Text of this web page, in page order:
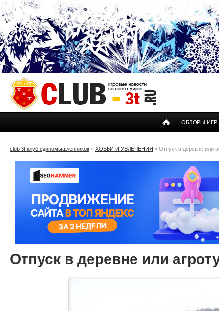
ОБЗОРЫ ИГР
club 3t клуб единомышленников » ХОББИ И УВЛЕЧЕНИЯ » Отпуск в деревне или
Отпуск в деревне или